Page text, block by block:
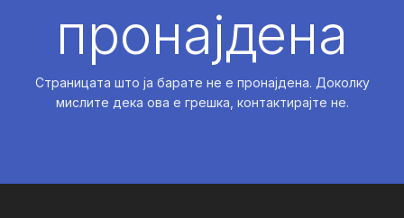
пронајдена
Страницата што ја барате не е пронајдена. Доколку
мислите дека ова е грешка, контактирајте не.